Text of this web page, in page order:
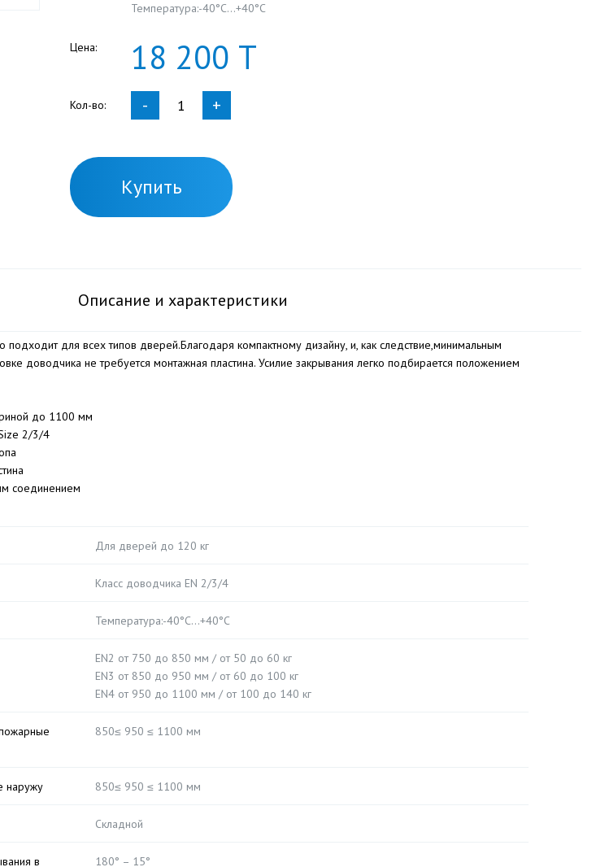
Температура:-40°С…+40°С
Цена: 18 200 Т
Кол-во: - +
Купить
Описание и характеристики
для всех типов дверей.Благодаря компактному дизайну, и, как следствие,минимальным
доводчика не требуется монтажная пластина. Усилие закрывания легко подбирается положением
до 1100 мм
2/3/4
соединением
Для дверей до 120 кг
Класс доводчика EN 2/3/4
Температура:-40°С…+40°С
EN2 от 750 до 850 мм / от 50 до 60 кг
EN3 от 850 до 950 мм / от 60 до 100 кг
EN4 от 950 до 1100 мм / от 100 до 140 кг
850≤ 950 ≤ 1100 мм
наружу 850≤ 950 ≤ 1100 мм
Складной
в 180° – 15°